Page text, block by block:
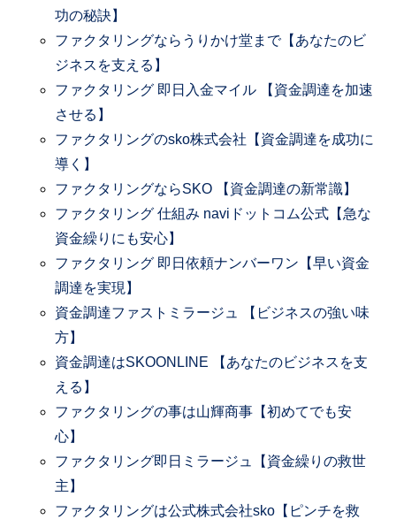
功の秘訣】
ファクタリングならうりかけ堂まで【あなたのビ
ジネスを支える】
ファクタリング 即日入金マイル 【資金調達を加速
させる】
ファクタリングのsko株式会社【資金調達を成功に
導く】
ファクタリングならSKO 【資金調達の新常識】
ファクタリング 仕組み naviドットコム公式【急な
資金繰りにも安心】
ファクタリング 即日依頼ナンバーワン【早い資金
調達を実現】
資金調達ファストミラージュ 【ビジネスの強い味
方】
資金調達はSKOONLINE 【あなたのビジネスを支
える】
ファクタリングの事は山輝商事【初めてでも安
心】
ファクタリング即日ミラージュ【資金繰りの救世
主】
ファクタリングは公式株式会社sko【ピンチを救